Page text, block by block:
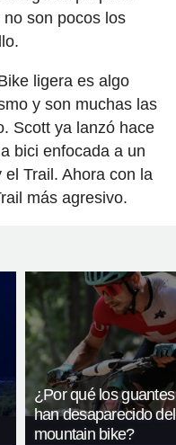
son pocos los
ligera es algo
y son muchas las
Scott ya lanzó hace
bici enfocada a un
Trail. Ahora con la
más agresivo.
¿Por qué los
han desaparecido del
mountain bike?